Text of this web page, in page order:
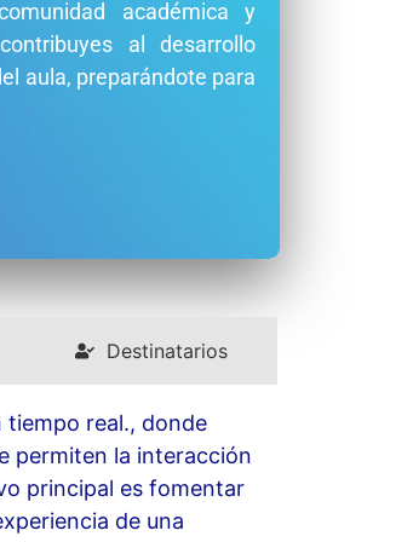
académica y
al desarrollo
aula, preparándote para
Destinatarios
tiempo real., donde
permiten la interacción
principal es fomentar
de una